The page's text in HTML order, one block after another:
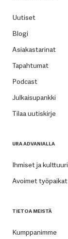
Uutiset
Blogi
Asiakastarinat
Tapahtumat
Podcast
Julkaisupankki
Tilaa uutiskirje
URA ADVANIALLA
Ihmiset ja kulttuuri
Avoimet työpaikat
TIETOA MEISTÄ
Kumppanimme